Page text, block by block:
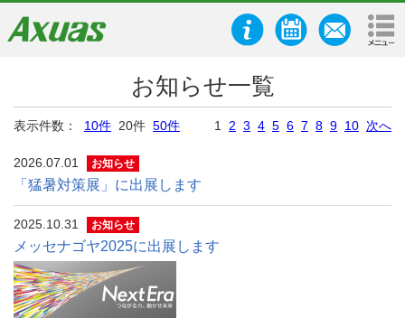
お知らせ一覧
表示件数： 10件 20件 50件 1 2 3 4 5 6 7 8 9 10 次へ
2026.07.01 お知らせ
「猛暑対策展」に出展します
2025.10.31 お知らせ
メッセナゴヤ2025に出展します